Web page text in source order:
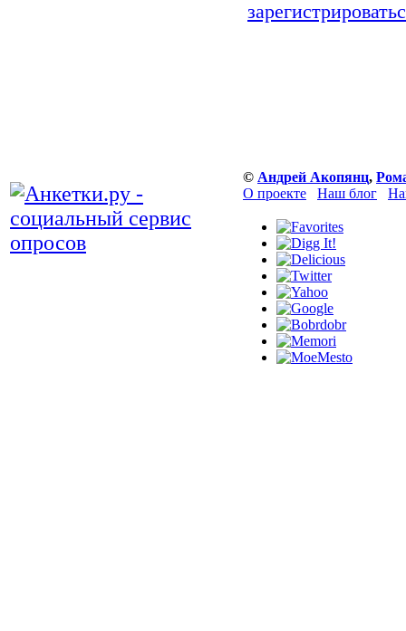
© Андрей Акопянц,
О проекте
Наш блог